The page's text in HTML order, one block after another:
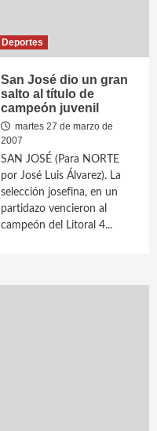
Deportes
San José dio un gran
salto al título de
campeón juvenil
martes 27 de marzo de
2007
SAN JOSÉ (Para NORTE
por José Luis Álvarez). La
selección josefina, en un
partidazo vencieron al
campeón del Litoral 4...